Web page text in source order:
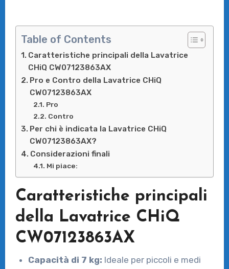
Table of Contents
Caratteristiche principali della Lavatrice
CHiQ CW07123863AX
Pro e Contro della Lavatrice CHiQ
CW07123863AX
Pro
Contro
Per chi è indicata la Lavatrice CHiQ
CW07123863AX?
Considerazioni finali
Mi piace:
Caratteristiche principali
della Lavatrice CHiQ
CW07123863AX
Capacità di 7 kg: Ideale per piccoli e medi